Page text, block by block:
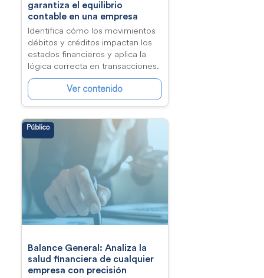
garantiza el equilibrio
contable en una empresa
Identifica cómo los movimientos
débitos y créditos impactan los
estados financieros y aplica la
lógica correcta en transacciones.
Ver contenido
Público
Balance General: Analiza la
salud financiera de cualquier
empresa con precisión